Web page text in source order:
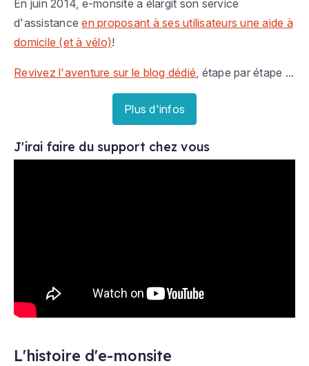
En juin 2014, e-monsite a élargit son service
d'assistanceen proposant à ses utilisateurs une aide à
domicile (et à vélo)!
Revivez l'aventure sur le blog dédié , étape par étape ...
Plus d'infos
J'irai faire du support chez vous
L'histoire d'e-monsite